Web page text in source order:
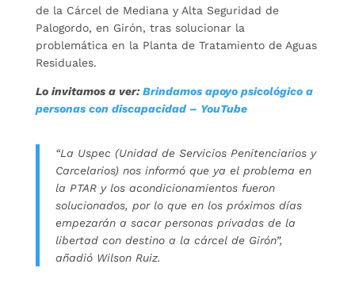
de la Cárcel de Mediana y Alta Seguridad de
Palogordo, en Girón, tras solucionar la
problemática en la Planta de Tratamiento de Aguas
Residuales.
Lo invitamos a ver:Brindamos apoyo psicológico a
personas con discapacidad – YouTube
“La Uspec (Unidad de Servicios Penitenciarios y
Carcelarios) nos informó que ya el problema en
la PTAR y los acondicionamientos fueron
solucionados, por lo que en los próximos días
empezarán a sacar personas privadas de la
libertad con destino a la cárcel de Girón”,
añadió Wilson Ruiz.